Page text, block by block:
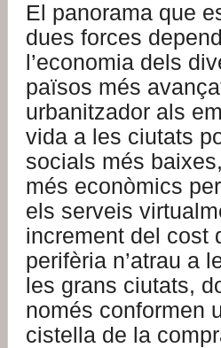
El panorama que
dues forces
l’economia dels
països més
urbanitzador als
vida a les ciutats
socials més
més econòmics
els serveis
increment del cost
perifèria n’atrau a
les grans ciutats,
només conformen
cistella de la